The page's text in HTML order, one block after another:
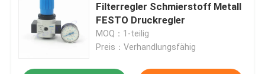
Produkte
Filterregler Schmierstoff Metall
FESTO Druckregler
MOQ：1-teilig
Preis：Verhandlungsfähig